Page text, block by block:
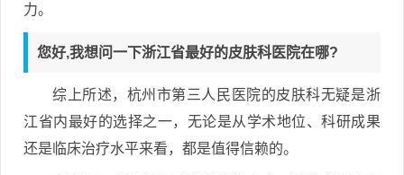
力。
您好,我想问一下浙江省最好的皮肤科医院在哪?
综上所述，杭州市第三人民医院的皮肤科无疑是浙
江省内最好的选择之一，无论是从学术地位、科研成果
还是临床治疗水平来看，都是值得信赖的。